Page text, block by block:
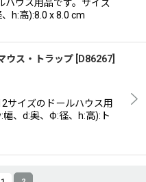
ハウス用品です。サイズ
h:高):8.0 x 8.0 cm
ウス・トラップ D86267
サイズのドールハウス用
、d:奥、Ф:径、h:高):ト